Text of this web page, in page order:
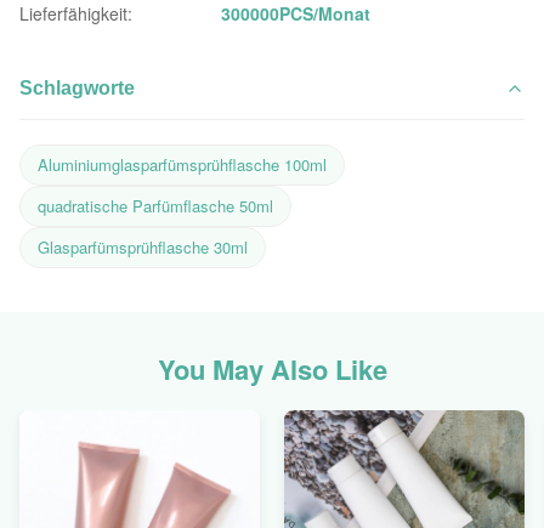
Lieferfähigkeit: 300000PCS/Monat
Schlagworte
Aluminiumglasparfümsprühflasche 100ml
quadratische Parfümflasche 50ml
Glasparfümsprühflasche 30ml
You May Also Like